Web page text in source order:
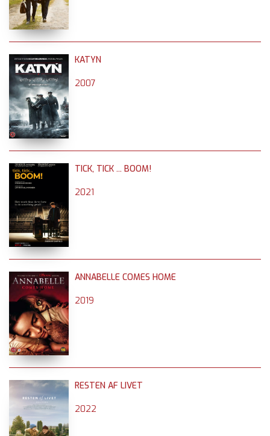
KATYN
2007
TICK, TICK ... BOOM!
2021
ANNABELLE COMES HOME
2019
RESTEN AF LIVET
2022